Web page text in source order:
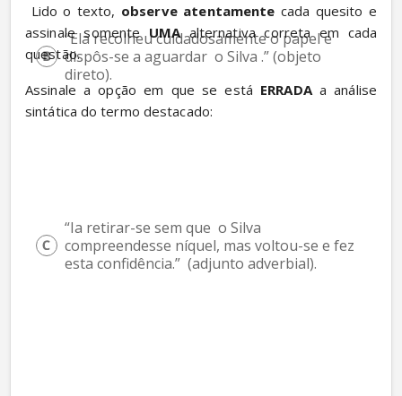
Lido o texto, observe atentamente cada quesito e
assinale somente UMA alternativa correta em cada
questão.
Assinale a opção em que se está ERRADA a análise
sintática do termo destacado:
“Ela recolheu cuidadosamente o papel e
dispôs-se a aguardar  o Silva .” (objeto
direto).
“Ia retirar-se sem que  o Silva
compreendesse níquel, mas voltou-se e fez
esta confidência.”  (adjunto adverbial).